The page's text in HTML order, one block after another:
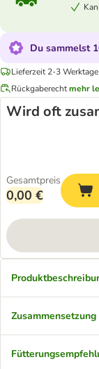
Du sammelst
Lieferzeit 2-3 Werktage
Rückgaberechtmehr
Wird oft
Gesamtpreis
0,00 €
Zusammensetzung